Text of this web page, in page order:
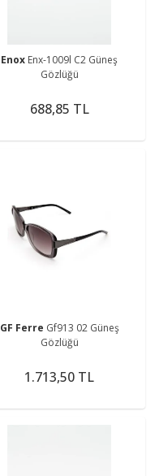
Enox Enx-1009l C2 Güneş
Gözlüğü
688,85 TL
GF Ferre Gf913 02 Güneş
Gözlüğü
1.713,50 TL